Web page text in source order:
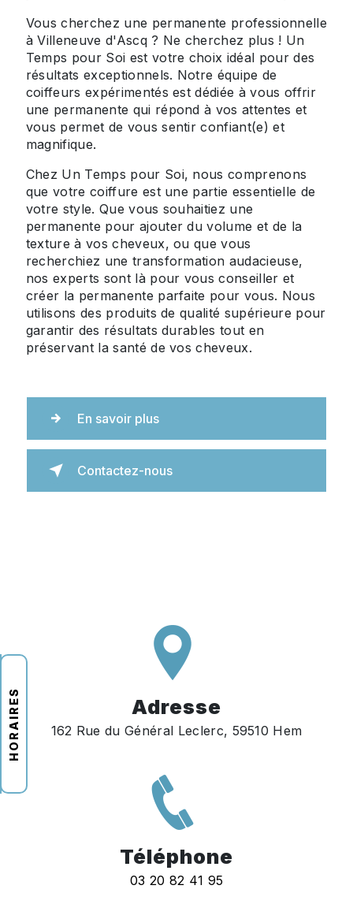
HORAIRES
Vous cherchez une permanente professionnelle
à Villeneuve d'Ascq ? Ne cherchez plus ! Un
Temps pour Soi est votre choix idéal pour des
résultats exceptionnels. Notre équipe de
coiffeurs expérimentés est dédiée à vous offrir
une permanente qui répond à vos attentes et
vous permet de vous sentir confiant(e) et
magnifique.
Chez Un Temps pour Soi, nous comprenons
que votre coiffure est une partie essentielle de
votre style. Que vous souhaitiez une
permanente pour ajouter du volume et de la
texture à vos cheveux, ou que vous
recherchiez une transformation audacieuse,
nos experts sont là pour vous conseiller et
créer la permanente parfaite pour vous. Nous
utilisons des produits de qualité supérieure pour
garantir des résultats durables tout en
préservant la santé de vos cheveux.
En savoir plus
Contactez-nous
Adresse
162 Rue du Général Leclerc, 59510 Hem
Téléphone
03 20 82 41 95